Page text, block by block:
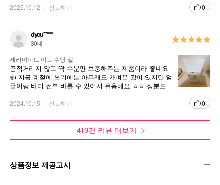
2025.10.12 신고하기 0
dycu*****
30대
세라마이드 아토 수딩 젤
끈적거리지 않고 딱 수분만 보충해주는 제품이라 좋네요
👍 지금 계절에 쓰기에는 아무래도 가벼운 감이 있지만 얼
굴이랑 바디 전부 바를 수 있어서 유용해요 ㅎㅎ 성분도
2024.10.15 신고하기 0
419건 리뷰 더보기
상품정보 제공고시